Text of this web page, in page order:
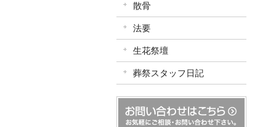
散骨
法要
生花祭壇
葬祭スタッフ日記